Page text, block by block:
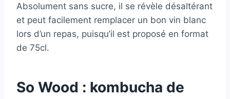
Absolument sans sucre, il se révèle désaltérant
et peut facilement remplacer un bon vin blanc
lors d’un repas, puisqu’il est proposé en format
de 75cl.
So Wood : kombucha de